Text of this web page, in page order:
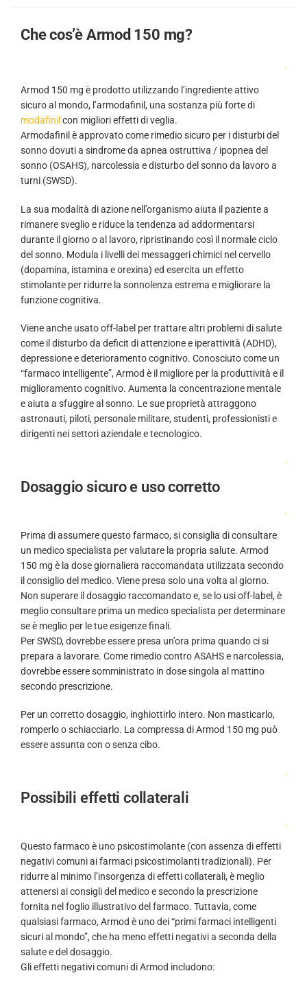
Che cos’è Armod 150 mg?
.
Armod 150 mg è prodotto utilizzando l’ingrediente attivo
sicuro al mondo, l’armodafinil, una sostanza più forte di
modafinil con migliori effetti di veglia.
Armodafinil è approvato come rimedio sicuro per i disturbi del
sonno dovuti a sindrome da apnea ostruttiva / ipopnea del
sonno (OSAHS), narcolessia e disturbo del sonno da lavoro a
turni (SWSD).
La sua modalità di azione nell’organismo aiuta il paziente a
rimanere sveglio e riduce la tendenza ad addormentarsi
durante il giorno o al lavoro, ripristinando così il normale ciclo
del sonno. Modula i livelli dei messaggeri chimici nel cervello
(dopamina, istamina e orexina) ed esercita un effetto
stimolante per ridurre la sonnolenza estrema e migliorare la
funzione cognitiva.
Viene anche usato off-label per trattare altri problemi di salute
come il disturbo da deficit di attenzione e iperattività (ADHD),
depressione e deterioramento cognitivo. Conosciuto come un
“farmaco intelligente”, Armod è il migliore per la produttività e il
miglioramento cognitivo. Aumenta la concentrazione mentale
e aiuta a sfuggire al sonno. Le sue proprietà attraggono
astronauti, piloti, personale militare, studenti, professionisti e
dirigenti nei settori aziendale e tecnologico.
.
Dosaggio sicuro e uso corretto
.
Prima di assumere questo farmaco, si consiglia di consultare
un medico specialista per valutare la propria salute. Armod
150 mg è la dose giornaliera raccomandata utilizzata secondo
il consiglio del medico. Viene presa solo una volta al giorno.
Non superare il dosaggio raccomandato e, se lo usi off-label, è
meglio consultare prima un medico specialista per determinare
se è meglio per le tue esigenze finali.
Per SWSD, dovrebbe essere presa un’ora prima quando ci si
prepara a lavorare. Come rimedio contro ASAHS e narcolessia,
dovrebbe essere somministrato in dose singola al mattino
secondo prescrizione.
Per un corretto dosaggio, inghiottirlo intero. Non masticarlo,
romperlo o schiacciarlo. La compressa di Armod 150 mg può
essere assunta con o senza cibo.
Possibili effetti collaterali
Questo farmaco è uno psicostimolante (con assenza di effetti
negativi comuni ai farmaci psicostimolanti tradizionali). Per
ridurre al minimo l’insorgenza di effetti collaterali, è meglio
attenersi ai consigli del medico e secondo la prescrizione
fornita nel foglio illustrativo del farmaco. Tuttavia, come
qualsiasi farmaco, Armod è uno dei “primi farmaci intelligenti
sicuri al mondo”, che ha meno effetti negativi a seconda della
salute e del dosaggio.
Gli effetti negativi comuni di Armod includono: